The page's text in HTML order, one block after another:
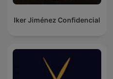
Iker Jiménez Confidencial